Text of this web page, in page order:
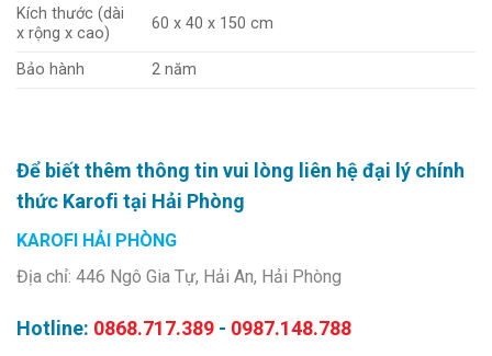
Kích thước (dài
x rộng x cao)
60 x 40 x 150 cm
Bảo hành 2 năm
Để biết thêm thông tin vui lòng liên hệ đại lý chính
thức Karofi tại Hải Phòng
KAROFI HẢI PHÒNG
Địa chỉ: 446 Ngô Gia Tự, Hải An, Hải Phòng
Hotline: 0868.717.389 - 0987.148.788